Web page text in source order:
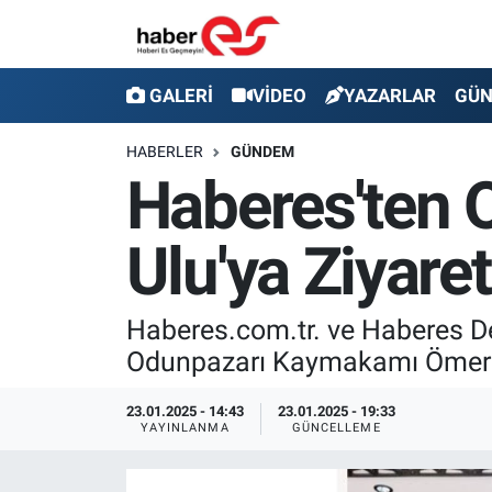
GALERİ VİDEO YAZARLAR
HABERLER GÜNDEM
Haberes'ten
Ulu'ya Ziyaret
Haberes.com.tr. ve Haberes
Odunpazarı Kaymakamı
23.01.2025 - 14:43
YAYINLANMA
23.01.2025 - 19:33
GÜNCELLEME
YAZARLAR
GÜNDEM
TEKNOLOJİ
EKONOMİ
Eskişehir Nöbetçi Eczaneler
Eskişehir Hava Durumu
Eskişehir Trafik Yoğunluk Haritası
Süper Lig Puan Durumu ve Fikstür
Son Dakika Haberleri
Haber Arşivi